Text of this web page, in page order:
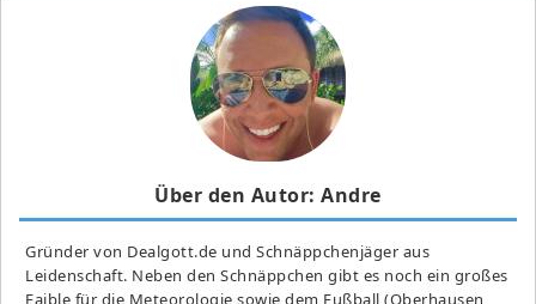
Über den Autor: Andre
Gründer von Dealgott.de und Schnäppchenjäger aus
Leidenschaft. Neben den Schnäppchen gibt es noch ein großes
Fai­ble für die Meteorologie sowie dem Fußball (Oberhausen